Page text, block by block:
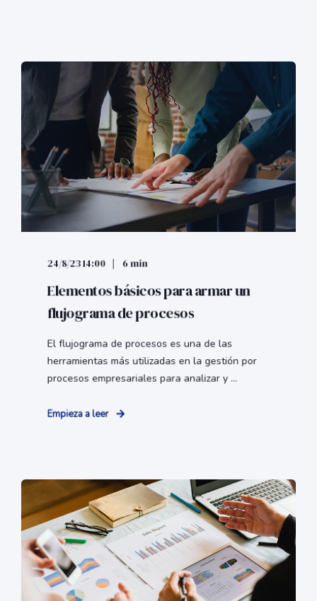
24/8/23 14:00 6 min
Elementos básicos para armar un
flujograma de procesos
El flujograma de procesos es una de las
herramientas más utilizadas en la gestión por
procesos empresariales para analizar y ...
Empieza a leer